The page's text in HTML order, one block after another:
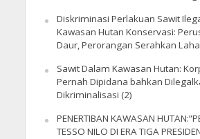
Diskriminasi Perlakuan Sawit
Kawasan Hutan Konservasi:
Daur, Perorangan Serahkan
Sawit Dalam Kawasan Hutan:
Pernah Dipidana bahkan
Dikriminalisasi (2)
PENERTIBAN KAWASAN
TESSO NILO DI ERA TIGA